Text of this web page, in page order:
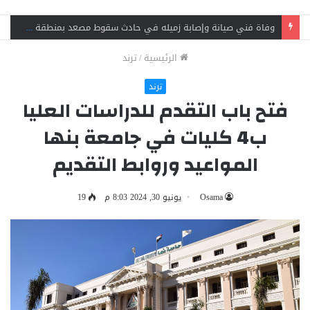
وفاة فني صيانة وإصابة زميله في حادث سقوط مصعد بمنطقة الفلل ببنها
الرئيسية/ترند
ترند
فتح باب التقدم للدراسات العليا
ب4 كليات في جامعة بنها
المواعيد وروابط التقديم
Osama يونيو 30, 2024 8:03 م 19